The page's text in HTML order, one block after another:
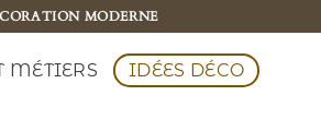
MODERNE
MÉTIERS
IDÉES DÉCO